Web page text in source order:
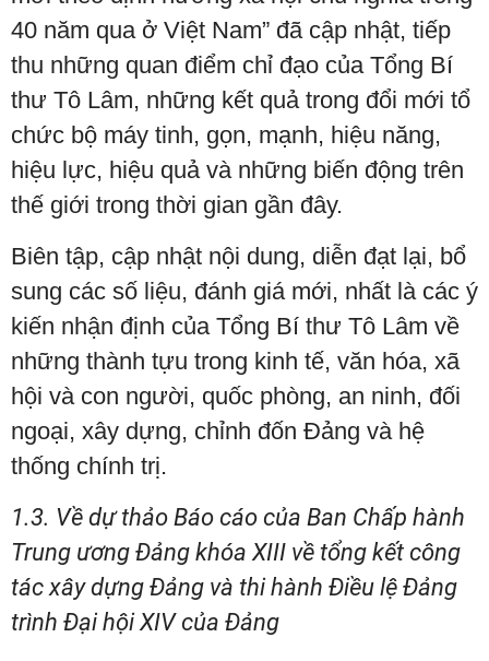
40 năm qua ở Việt Nam” đã cập nhật, tiếp
thu những quan điểm chỉ đạo của Tổng Bí
thư Tô Lâm, những kết quả trong đổi mới tổ
chức bộ máy tinh, gọn, mạnh, hiệu năng,
hiệu lực, hiệu quả và những biến động trên
thế giới trong thời gian gần đây.
Biên tập, cập nhật nội dung, diễn đạt lại, bổ
sung các số liệu, đánh giá mới, nhất là các ý
kiến nhận định của Tổng Bí thư Tô Lâm về
những thành tựu trong kinh tế, văn hóa, xã
hội và con người, quốc phòng, an ninh, đối
ngoại, xây dựng, chỉnh đốn Đảng và hệ
thống chính trị.
1.3. Về dự thảo Báo cáo của Ban Chấp hành
Trung ương Đảng khóa XIII về tổng kết công
tác xây dựng Đảng và thi hành Điều lệ Đảng
trình Đại hội XIV của Đảng